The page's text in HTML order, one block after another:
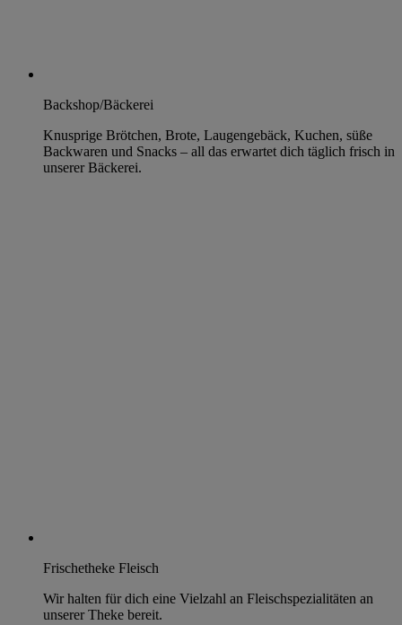
Backshop/Bäckerei
Knusprige Brötchen, Brote, Laugengebäck, Kuchen, süße
Backwaren und Snacks – all das erwartet dich täglich frisch in
unserer Bäckerei.
Frischetheke Fleisch
Wir halten für dich eine Vielzahl an Fleischspezialitäten an
unserer Theke bereit.